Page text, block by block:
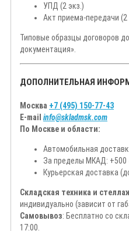
УПД (2 экз.)
Акт приема-передачи (2
Типовые образцы договоров
документация».
ДОПОЛНИТЕЛЬНАЯ
Москва +7 (495) 150-77-43
E-mail info@skladmsk.com
По Москве и области:
Автомобильная
За пределы МКАД:
Курьерская доставка
Складская техника и
индивидуально (зависит от
Самовывоз: Бесплатно со
17:00.